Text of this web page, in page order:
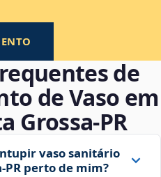
de
de Vaso em
Grossa‑PR
vaso sanitário
perto de mim?